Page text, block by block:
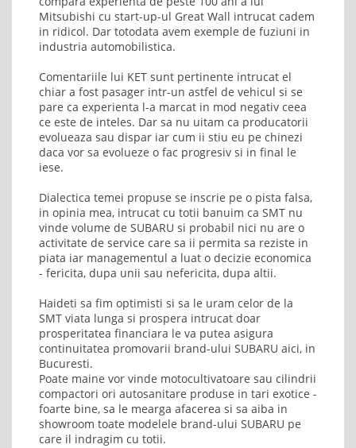
Mitsubishi cu start-up-ul Great Wall intrucat cadem
in ridicol. Dar totodata avem exemple de fuziuni in
industria automobilistica.
Comentariile lui KET sunt pertinente intrucat el
chiar a fost pasager intr-un astfel de vehicul si se
pare ca experienta l-a marcat in mod negativ ceea
ce este de inteles. Dar sa nu uitam ca producatorii
evolueaza sau dispar iar cum ii stiu eu pe chinezi
daca vor sa evolueze o fac progresiv si in final le
iese.
Dialectica temei propuse se inscrie pe o pista falsa,
in opinia mea, intrucat cu totii banuim ca SMT nu
vinde volume de SUBARU si probabil nici nu are o
activitate de service care sa ii permita sa reziste in
piata iar managementul a luat o decizie economica
- fericita, dupa unii sau nefericita, dupa altii.
Haideti sa fim optimisti si sa le uram celor de la
SMT viata lunga si prospera intrucat doar
prosperitatea financiara le va putea asigura
continuitatea promovarii brand-ului SUBARU aici, in
Bucuresti.
Poate maine vor vinde motocultivatoare sau cilindrii
compactori ori autosanitare produse in tari exotice -
foarte bine, sa le mearga afacerea si sa aiba in
showroom toate modelele brand-ului SUBARU pe
care il indragim cu totii.